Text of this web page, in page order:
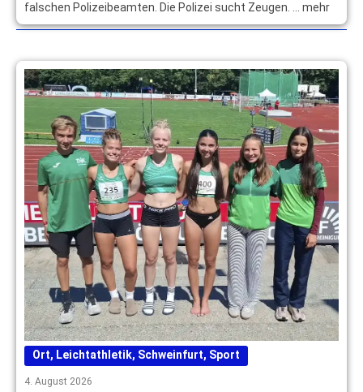
falschen Polizeibeamten. Die Polizei sucht Zeugen. … mehr
Ort, Leichtathletik, Schweinfurt, Sport
4. August 2026